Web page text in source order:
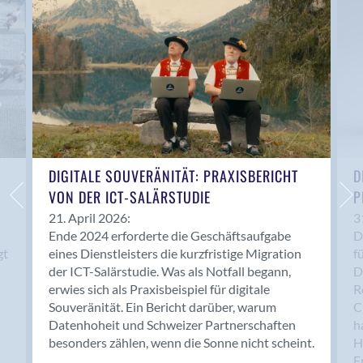
Anwil
Appenzell
Au SG
Baar
Baden
Balsthal
Balzers
Basel
Bassersdorf
Belp
Bendern
Benken (SG)
Bergdietikon
Berlin
Bern
Bern - Liebefeld
DIGITALE SOUVERÄNITÄT: PRAXISBERICHT
VON DER ICT-SALÄRSTUDIE
21. April 2026:
Ende 2024 erforderte die Geschäftsaufgabe
eines Dienstleisters die kurzfristige Migration
der ICT-Salärstudie. Was als Notfall begann,
erwies sich als Praxisbeispiel für digitale
Souveränität. Ein Bericht darüber, warum
Datenhoheit und Schweizer Partnerschaften
besonders zählen, wenn die Sonne nicht scheint.